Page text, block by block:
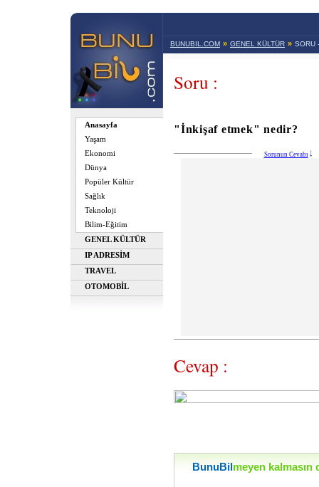
Anasayfa
Yaşam
Ekonomi
Dünya
Popüler Kültür
Sağlık
Teknoloji
Bilim-Eğitim
GENEL KÜLTÜR
IP ADRESİM
TRAVEL
OTOMOBİL
BUNUBIL.COM » GENEL KÜLTÜR » SORU
Soru :
"İnkişaf etmek" nedir?
Sorunun Cevabı
Cevap :
BunuBil meyen kalmasın